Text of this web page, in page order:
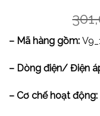
– Mã hàng gồm:
– Dòng điện/ Điện
– Cơ chế hoạt động: